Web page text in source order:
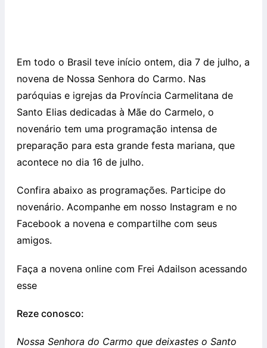
Em todo o Brasil teve início ontem, dia 7 de julho, a
novena de Nossa Senhora do Carmo. Nas
paróquias e igrejas da Província Carmelitana de
Santo Elias dedicadas à Mãe do Carmelo, o
novenário tem uma programação intensa de
preparação para esta grande festa mariana, que
acontece no dia 16 de julho.
Confira abaixo as programações. Participe do
novenário. Acompanhe em nosso Instagram e no
Facebook a novena e compartilhe com seus
amigos.
Faça a novena online com Frei Adailson acessando
esse
Reze conosco:
Nossa Senhora do Carmo que deixastes o Santo